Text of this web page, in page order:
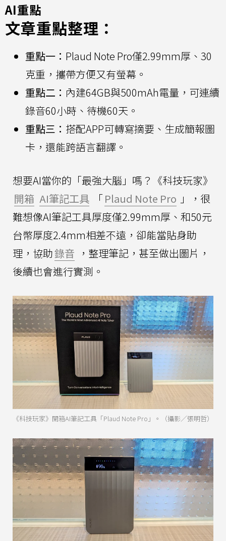
AI重點
文章重點整理：
重點一： Plaud Note Pro僅2.99mm厚、30
克重，攜帶方便又有螢幕。
重點二： 內建64GB與500mAh電量，可連續
錄音60小時、待機60天。
重點三： 搭配APP可轉寫摘要、生成簡報圖
卡，還能跨語言翻譯。
想要AI當你的「最強大腦」嗎？《科技玩家》
開箱 AI筆記工具 「Plaud Note Pro 」，很
難想像AI筆記工具厚度僅2.99mm厚、和50元
台幣厚度2.4mm相差不遠，卻能當貼身助
理，協助錄音 ，整理筆記，甚至做出圖片，
後續也會進行實測。
《科技玩家》開箱AI筆記工具「Plaud Note Pro」。（攝影／張明哲）